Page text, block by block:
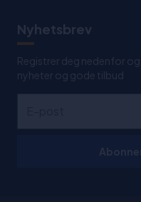
Nyhetsbrev
Registrer deg nedenfor
nyheter og gode tilbud